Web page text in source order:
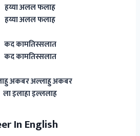
हय्या अलल फलाह
हय्या अलल फलाह
कद कामतिस्सलात
कद कामतिस्सलात
अकबर अल्लाहु अकबर
ला इलाहा इल्ललाह
In English